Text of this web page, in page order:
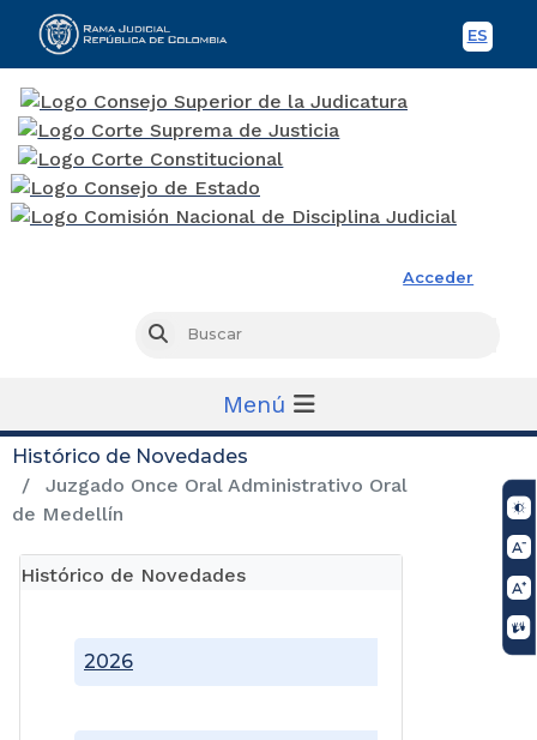
ES
Acceder
Buscar
Menú
Histórico de Novedades
Juzgado Once Oral Administrativo Oral
de Medellín
Histórico de Novedades
2026